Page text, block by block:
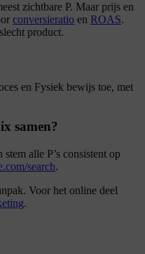
zichtbare P. Maar prijs en
conversieratio en ROAS.
product.
en Fysiek bewijs toe, met
samen?
stem alle P’s consistent op
search.
Voor het online deel
.